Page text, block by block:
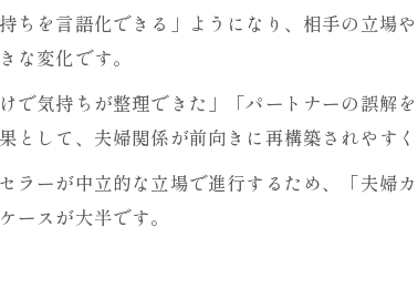
実践例
を言語化できる」ようになり、相手の立場
な変化です。
気持ちが整理できた」「パートナーの誤解
して、夫婦関係が前向きに再構築されやすく
ーが中立的な立場で進行するため、「夫婦
スが大半です。